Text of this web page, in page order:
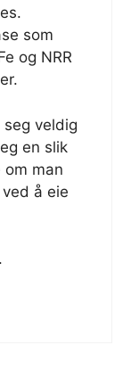
som
og NRR
veldig
en slik
om man
å eie